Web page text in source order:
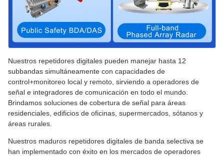
Nuestros repetidores digitales pueden manejar hasta 12
subbandas simultáneamente con capacidades de
control+monitoreo local y remoto, sirviendo a operadores de
señal e integradores de comunicación en todo el mundo.
Brindamos soluciones de cobertura de señal para áreas
residenciales, edificios de oficinas, supermercados, sótanos y
áreas rurales.
Nuestros maduros repetidores digitales de banda selectiva se
han implementado con éxito en los mercados de operadores